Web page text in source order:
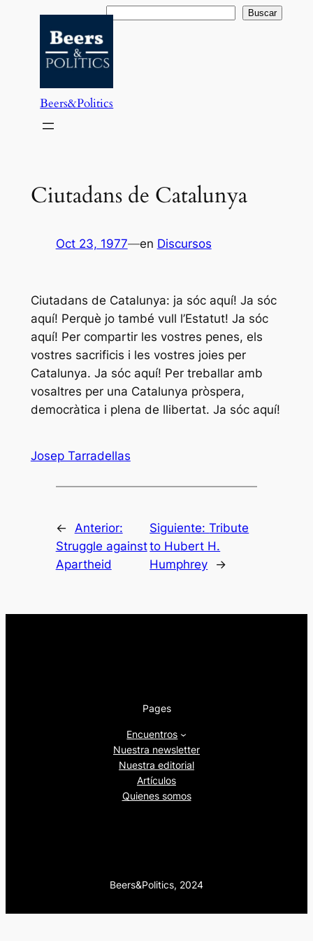
contenido
Buscar Buscar
Beers&Politics
Ciutadans de Catalunya
Oct 23, 1977—en Discursos
Ciutadans de Catalunya: ja sóc aquí! Ja sóc
aquí! Perquè jo també vull l’Estatut! Ja sóc
aquí! Per compartir les vostres penes, els
vostres sacrificis i les vostres joies per
Catalunya. Ja sóc aquí! Per treballar amb
vosaltres per una Catalunya pròspera,
democràtica i plena de llibertat. Ja sóc aquí!
Josep Tarradellas
← Anterior:
Struggle against
Apartheid
Siguiente:Tribute
to Hubert H.
Humphrey
→
Pages
Encuentros
Nuestra newsletter
Nuestra editorial
Artículos
Quienes somos
Beers&Politics, 2024